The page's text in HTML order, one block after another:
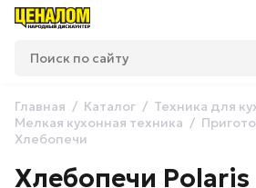
Главная Каталог
Техника для
Мелкая кухонная техника
Хлебопечи
Хлебопечи Polaris